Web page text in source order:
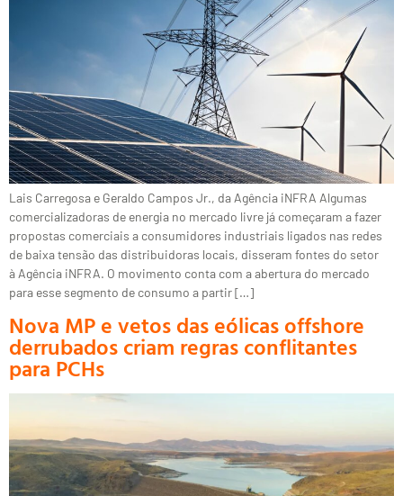
Lais Carregosa e Geraldo Campos Jr., da Agência iNFRA Algumas
comercializadoras de energia no mercado livre já começaram a fazer
propostas comerciais a consumidores industriais ligados nas redes
de baixa tensão das distribuidoras locais, disseram fontes do setor
à Agência iNFRA. O movimento conta com a abertura do mercado
para esse segmento de consumo a partir […]
Nova MP e vetos das eólicas offshore
derrubados criam regras conflitantes
para PCHs